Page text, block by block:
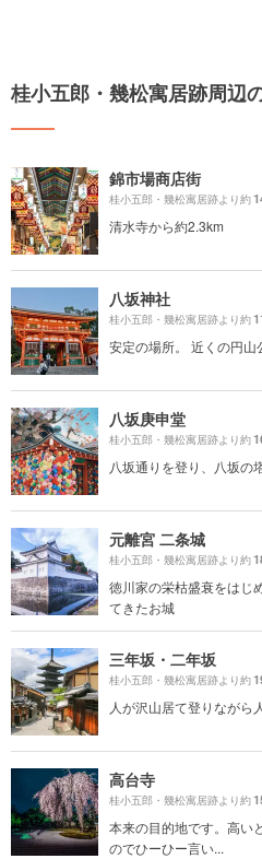
桂小五郎・幾松寓居跡周辺
錦市場商店街
桂小五郎・幾松寓居跡より約
清水寺から約2.3km
八坂神社
桂小五郎・幾松寓居跡より約
安定の場所。 近くの円山
八坂庚申堂
桂小五郎・幾松寓居跡より約
八坂通りを登り、八坂の
元離宮 二条城
桂小五郎・幾松寓居跡より約
徳川家の栄枯盛衰をはじ
てきたお城
三年坂・二年坂
桂小五郎・幾松寓居跡より約
人が沢山居て登りながら
高台寺
桂小五郎・幾松寓居跡より約
本来の目的地です。高い
のでひーひー言い...